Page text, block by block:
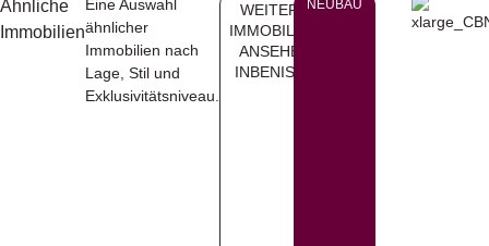
Ähnliche
Immobilien
Eine Auswahl
ähnlicher
Immobilien nach
Lage, Stil und
Exklusivitätsniveau.
WEITERE
IMMOBILIEN
ANSEHEN
INBENISSA
NEUBAU